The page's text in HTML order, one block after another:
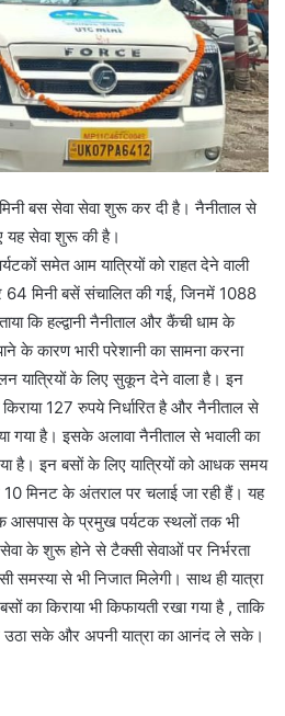
बस सेवा सेवा शुरू कर दी है। नैनीताल से
यह सेवा शुरू की है।
समेत आम यात्रियों को राहत देने वाली
64 मिनी बसें संचालित की गई, जिनमें 1088
कि हल्द्वानी नैनीताल और कैंची धाम के
के कारण भारी परेशानी का सामना करना
यात्रियों के लिए सुकून देने वाला है। इन
127 रुपये निर्धारित है और नैनीताल से
गया है। इसके अलावा नैनीताल से भवाली का
है। इन बसों के लिए यात्रियों को आधक समय
मिनट के अंतराल पर चलाई जा रही हैं। यह
आसपास के प्रमुख पर्यटक स्थलों तक भी
के शुरू होने से टैक्सी सेवाओं पर निर्भरता
से भी निजात मिलेगी। साथ ही यात्रा
किराया भी किफायती रखा गया है , ताकि
उठा सके और अपनी यात्रा का आनंद ले सके।